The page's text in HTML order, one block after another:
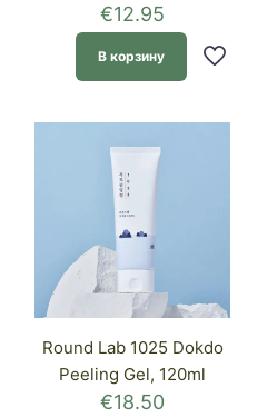
€12.95
В корзину
Round Lab 1025 Dokdo
Peeling Gel, 120ml
€18.50